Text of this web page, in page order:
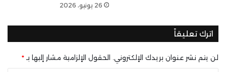
26 يونيو، 2026
اترك تعليقاً
لن يتم نشر عنوان بريدك الإلكتروني. الحقول الإلزامية مشار إليها بـ *